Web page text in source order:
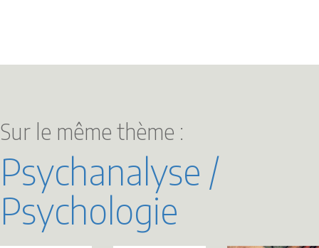
Sur le même thème :
Psychanalyse /
Psychologie